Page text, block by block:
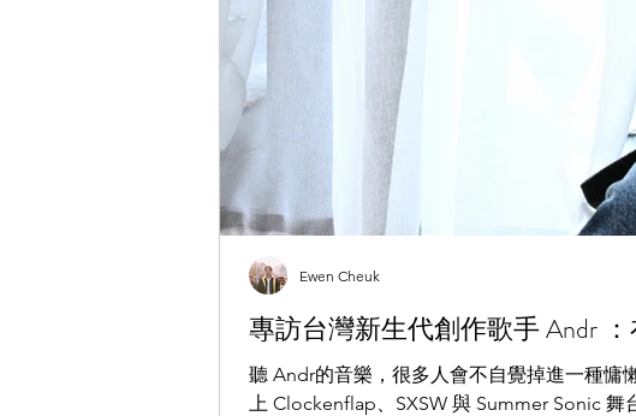
專訪台灣新生代創作歌手 Andr
聽 Andr的音樂，很多人會不自覺掉進一種慵
上 Clockenflap、SXSW 與 Summer Sonic
Ewen Cheuk